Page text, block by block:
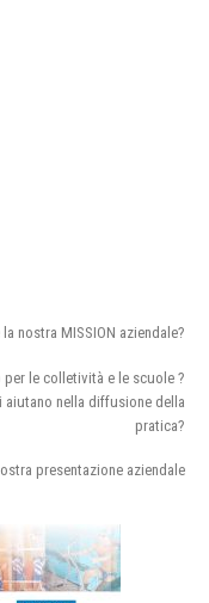
nostra MISSION aziendale?
le colletività e le scuole ?
aiutano nella diffusione della
pratica?
presentazione aziendale